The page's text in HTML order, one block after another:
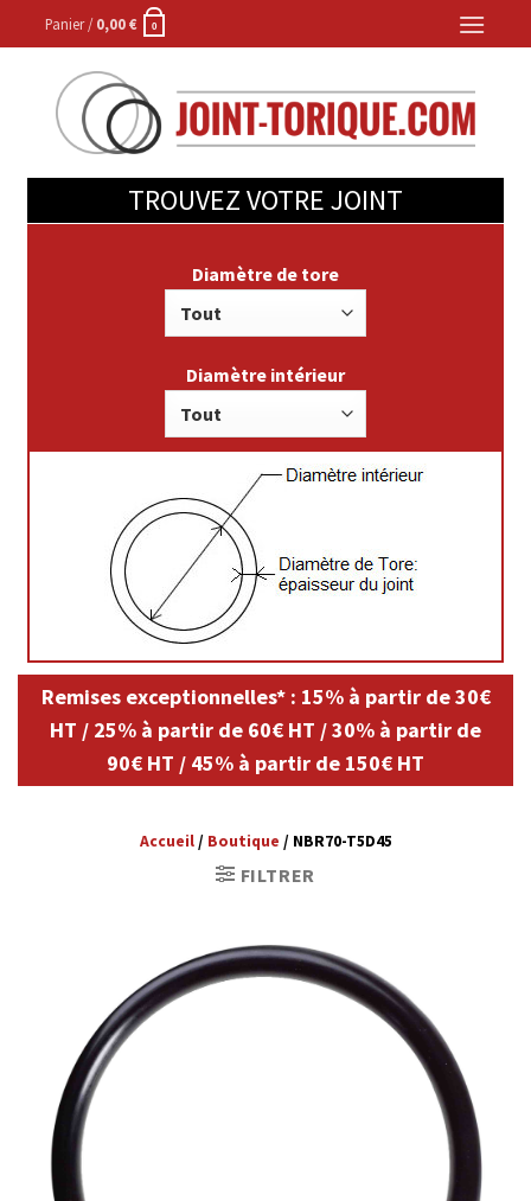
to
Panier /0,00€ 0
TROUVEZ VOTRE JOINT
Diamètre de tore
Diamètre intérieur
Remises exceptionnelles* : 15% à partir de 30€
HT / 25% à partir de 60€ HT / 30% à partir de
90€ HT / 45% à partir de 150€ HT
Accueil/ Boutique / NBR70-T5D45
FILTRER